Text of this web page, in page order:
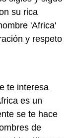
su rica
'Africa'
y respeto
te interesa
es un
se te hace
de